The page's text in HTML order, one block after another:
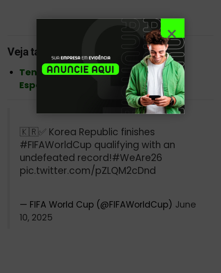
Veja também:
Tenista Laura Pigossi é campeã na
Espanha e volta ao top 200
🇰🇷✅ Korea Republic finishes
#FIFAWorldCup qualifying with an
undefeated record!#WeAre26
pic.twitter.com/pZLQM2cDnd
— FIFA World Cup (@FIFAWorldCup) June
10, 2025